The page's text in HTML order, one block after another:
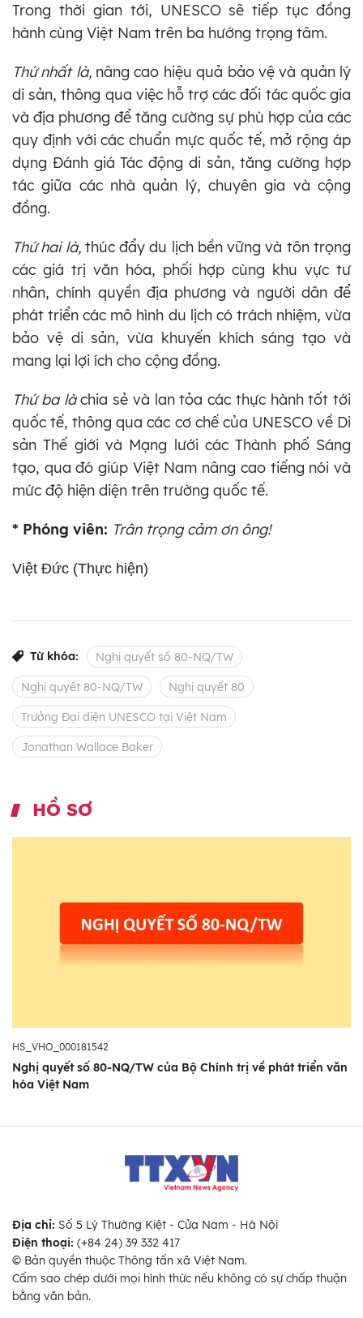
Trong thời gian tới, UNESCO sẽ tiếp tục đồng
hành cùng Việt Nam trên ba hướng trọng tâm.
Thứ nhất là, nâng cao hiệu quả bảo vệ và quản lý
di sản, thông qua việc hỗ trợ các đối tác quốc gia
và địa phương để tăng cường sự phù hợp của các
quy định với các chuẩn mực quốc tế, mở rộng áp
dụng Đánh giá Tác động di sản, tăng cường hợp
tác giữa các nhà quản lý, chuyên gia và cộng
đồng.
Thứ hai là, thúc đẩy du lịch bền vững và tôn trọng
các giá trị văn hóa, phối hợp cùng khu vực tư
nhân, chính quyền địa phương và người dân để
phát triển các mô hình du lịch có trách nhiệm, vừa
bảo vệ di sản, vừa khuyến khích sáng tạo và
mang lại lợi ích cho cộng đồng.
Thứ ba làchia sẻ và lan tỏa các thực hành tốt tới
quốc tế, thông qua các cơ chế của UNESCO về Di
sản Thế giới và Mạng lưới các Thành phố Sáng
tạo, qua đó giúp Việt Nam nâng cao tiếng nói và
mức độ hiện diện trên trường quốc tế.
* Phóng viên: Trân trọng cảm ơn ông!
Việt Đức (Thực hiện)
Từ khóa: Nghị quyết số 80-NQ/TW
Nghị quyết 80-NQ/TW Nghị quyết 80
Trưởng Đại diện UNESCO tại Việt Nam
Jonathan Wallace Baker
HỒ SƠ
HS_VHO_000181542
Nghị quyết số 80-NQ/TW của Bộ Chính trị về phát triển văn
hóa Việt Nam
Địa chỉ: Số 5 Lý Thường Kiệt - Cửa Nam - Hà Nội
Điện thoại: (+84 24) 39 332 417
© Bản quyền thuộc Thông tấn xã Việt Nam.
Cấm sao chép dưới mọi hình thức nếu không có sự chấp thuận
bằng văn bản.